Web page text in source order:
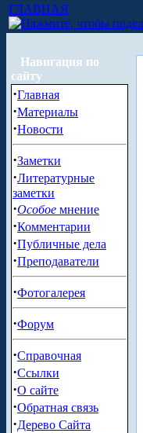
ГЛАВНАЯ
Навигация по
сайту
·Главная
·Материалы
·Новости
·Заметки
·Литературные
заметки
·Особое мнение
·Комментарии
·Публичные дела
·Преподаватели
·Фотогалерея
·Форум
·Справочная
·Ссылки
·О сайте
·Обратная связь
·Дерево Сайта